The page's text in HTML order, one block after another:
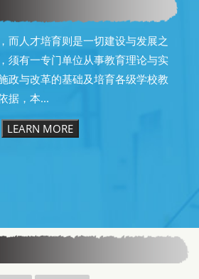
而人才培育则是一切建设与发展之
须有一专门单位从事教育理论与实
政与改革的基础及培育各级学校教
据，本...
LEARN MORE